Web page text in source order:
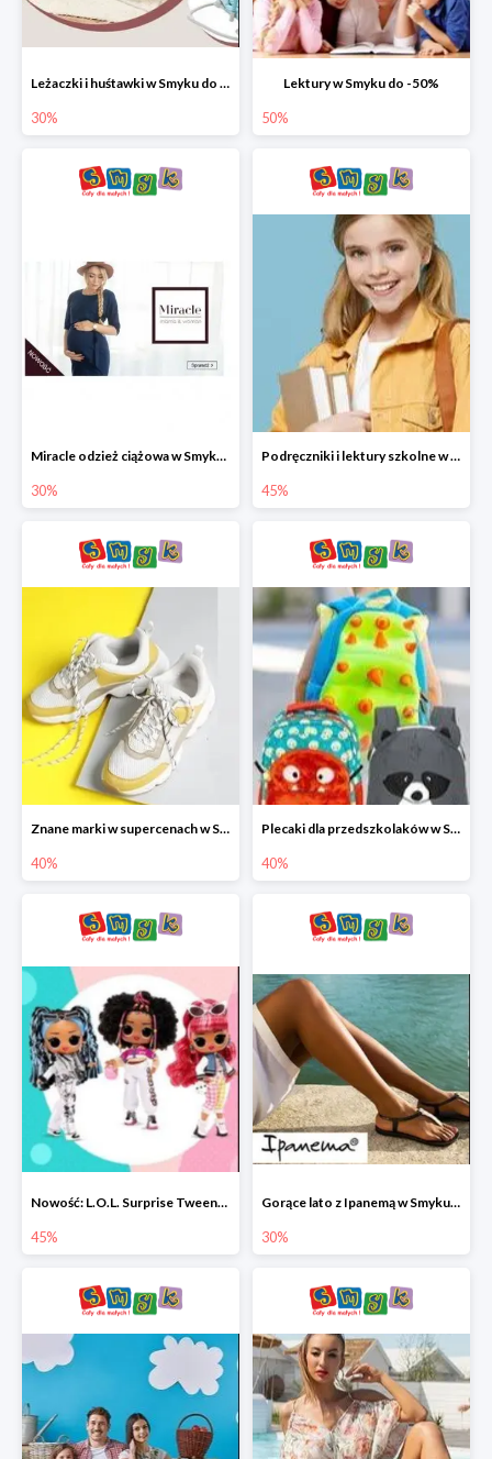
Leżaczki i huśtawki w Smyku do -30%
30%
Lektury w Smyku do -50%
50%
Miracle odzież ciążowa w Smyku co -30%
30%
Podręczniki i lektury szkolne w Smyku do -45%
45%
Znane marki w supercenach w Smyku - buty do -40%
40%
Plecaki dla przedszkolaków w Smyku do -40%
40%
Nowość: L.O.L. Surprise Tweens Doll w Smyku do -45%
45%
Gorące lato z Ipanemą w Smyku do -30%
30%